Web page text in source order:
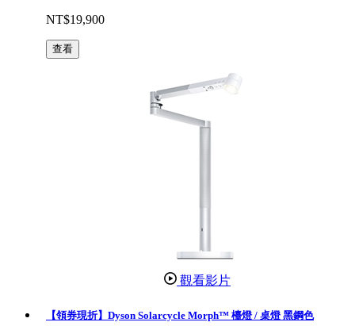
NT$19,900
查看
觀看影片
【領券現折】Dyson Solarcycle Morph™ 檯燈 / 桌燈 黑鋼色